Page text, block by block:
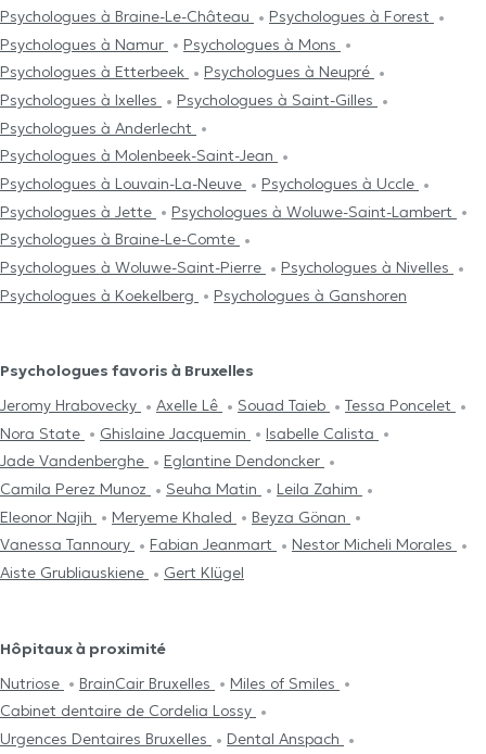
Psychologues à Braine-Le-Château
Psychologues à Forest
Psychologues à Namur
Psychologues à Mons
Psychologues à Etterbeek
Psychologues à Neupré
Psychologues à Ixelles
Psychologues à Saint-Gilles
Psychologues à Anderlecht
Psychologues à Molenbeek-Saint-Jean
Psychologues à Louvain-La-Neuve
Psychologues à Uccle
Psychologues à Jette
Psychologues à Woluwe-Saint-Lambert
Psychologues à Braine-Le-Comte
Psychologues à Woluwe-Saint-Pierre
Psychologues à Nivelles
Psychologues à Koekelberg
Psychologues à Ganshoren
Psychologues favoris à Bruxelles
Jeromy Hrabovecky
Axelle Lê Souad Taieb
Tessa Poncelet
Nora State
Ghislaine Jacquemin
Isabelle Calista
Jade Vandenberghe
Eglantine Dendoncker
Camila Perez Munoz
Seuha Matin
Leila Zahim
Eleonor Najih
Meryeme Khaled
Beyza Gönan
Vanessa Tannoury
Fabian Jeanmart
Nestor Micheli Morales
Aiste Grubliauskiene
Gert Klügel
Hôpitaux à proximité
Nutriose
BrainCair Bruxelles
Miles of Smiles
Cabinet dentaire de Cordelia Lossy
Urgences Dentaires Bruxelles
Dental Anspach